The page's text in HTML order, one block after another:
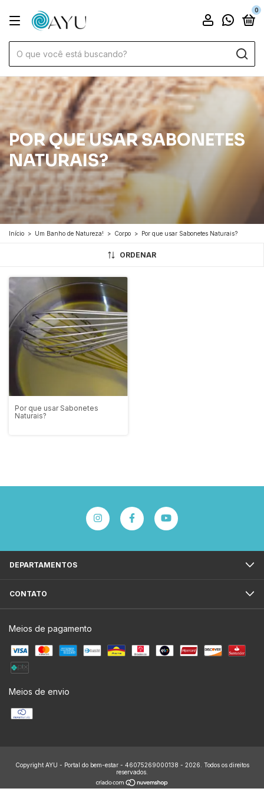
0
POR QUE USAR SABONETES
NATURAIS?
Início > Um Banho de Natureza! > Corpo > Por que usar Sabonetes Naturais?
ORDENAR
Por que usar Sabonetes
Naturais?
DEPARTAMENTOS
CONTATO
Meios de pagamento
Meios de envio
Copyright AYU - Portal do bem-estar - 46075269000138 - 2026. Todos os direitos
reservados.